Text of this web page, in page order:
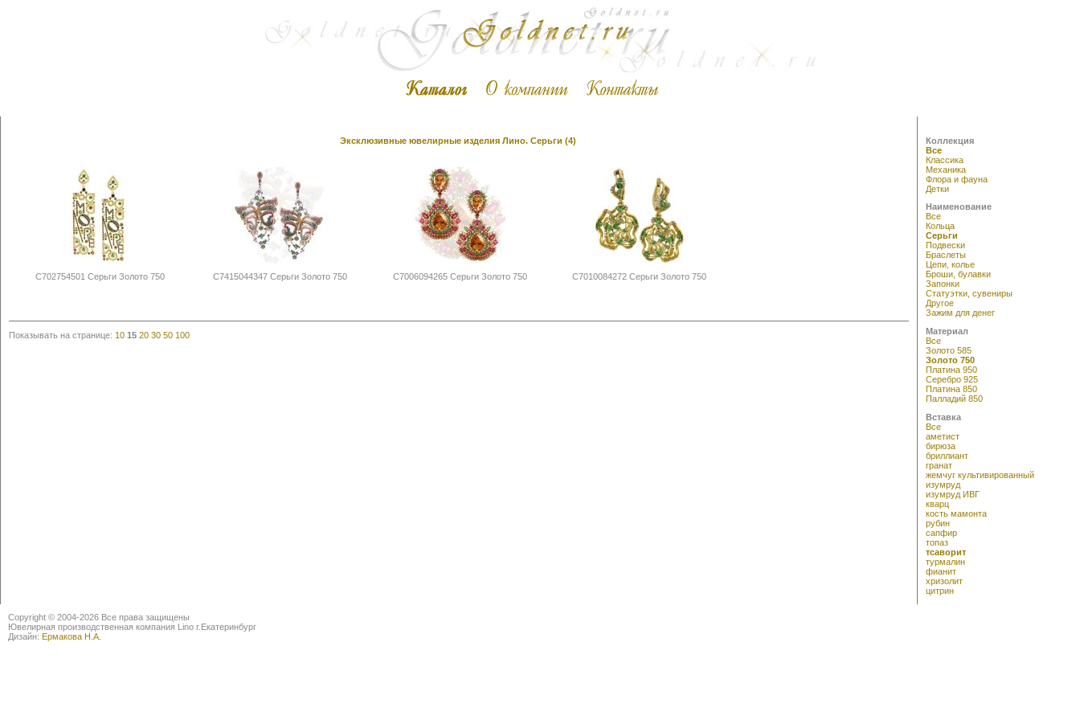
Эксклюзивные ювелирные изделия Лино. Серьги (4)
С702754501 Серьги Золото 750 С7415044347 Серьги Золото 750 С7006094265 Серьги Золото 750 С7010084272 Серьги Золото 750
Показывать на странице: 10 15 20 30 50 100
Коллекция
Все
Классика
Механика
Флора и фауна
Детки
Наименование
Все
Кольца
Серьги
Подвески
Браслеты
Цепи, колье
Броши, булавки
Запонки
Статуэтки, сувениры
Другое
Зажим для денег
Материал
Все
Золото 585
Золото 750
Платина 950
Серебро 925
Платина 850
Палладий 850
Вставка
Все
аметист
бирюза
бриллиант
гранат
жемчуг культивированный
изумруд
изумруд ИВГ
кварц
кость мамонта
рубин
сапфир
топаз
тсаворит
турмалин
фианит
хризолит
цитрин
Copyright © 2004-2026 Все права защищены
Ювелирная производственная компания Lino г.Екатеринбург
Дизайн: Ермакова Н.А.